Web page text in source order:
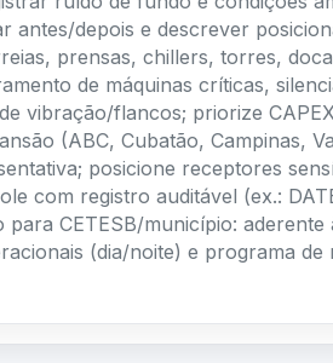
depois e descrever
prensas, chillers, torres,
de máquinas críticas,
vibração/flancos; priorize
(ABC, Cubatão, Campinas,
posicione receptores
com registro auditável (ex.:
CETESB/município: aderente
(dia/noite) e programa de